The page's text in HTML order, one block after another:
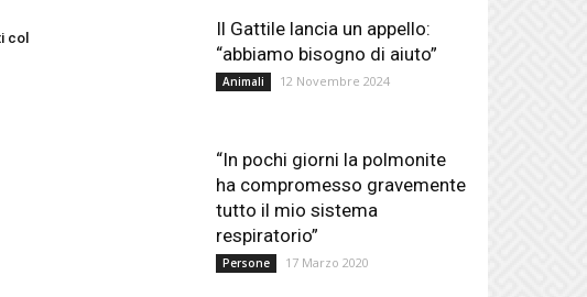
col
Il Gattile lancia un appello:
“abbiamo bisogno di aiuto”
Animali 12 Novembre 2024
“In pochi giorni la polmonite
ha compromesso gravemente
tutto il mio sistema
respiratorio”
Persone 17 Marzo 2020